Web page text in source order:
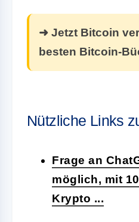
➜ Jetzt Bitcoin
besten Bitcoin-
Nützliche Links
Frage an
möglich, mit
Krypto ...